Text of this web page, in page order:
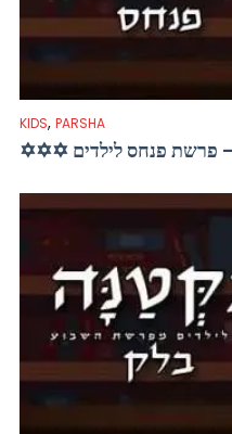
KIDS, PARSHA